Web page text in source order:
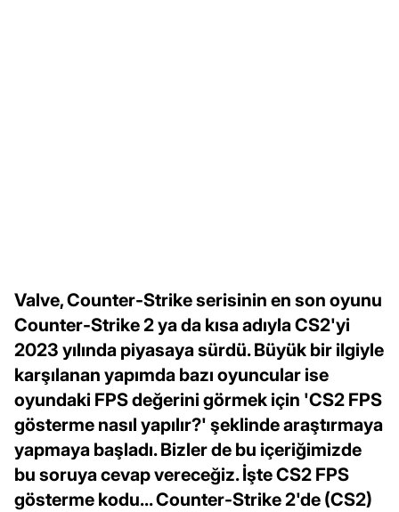
Valve, Counter-Strike serisinin en son oyunu
Counter-Strike 2 ya da kısa adıyla CS2'yi
2023 yılında piyasaya sürdü. Büyük bir ilgiyle
karşılanan yapımda bazı oyuncular ise
oyundaki FPS değerini görmek için 'CS2 FPS
gösterme nasıl yapılır?' şeklinde araştırmaya
yapmaya başladı. Bizler de bu içeriğimizde
bu soruya cevap vereceğiz. İşte CS2 FPS
gösterme kodu... Counter-Strike 2'de (CS2)